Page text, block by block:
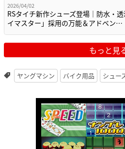
2026/04/02
RSタイチ新作シューズ登場｜防水・
イマスター」採用の万能＆アドベン…
もっと見
ヤングマシン バイク用品 シュー